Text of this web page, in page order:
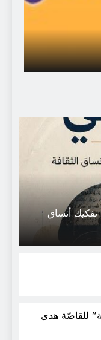
تفكيك أنساق
للقاصّة هدى